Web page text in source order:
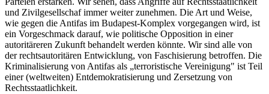
und Zivilgesellschaf immer weiter zunehmen. Die Art und Weise,
wie gegen die Antifas im Budapest-Komplex vorgegangen wird, ist
ein Vorgeschmack darauf, wie politische Opposition in einer
autoritäreren Zukunft behandelt werden könnte. Wir sind alle von
der rechtsautoritären Entwicklung, von Faschisierung betroffen. Die
Kriminalisierung von Antifas als „terroristische Vereinigung" ist Teil
einer (weltweiten) Entdemokratisierung und Zersetzung von
Rechtsstaatlichkeit.